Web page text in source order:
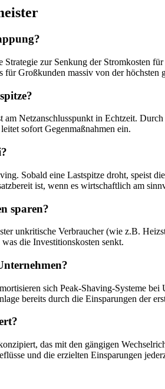
Strategie zur Senkung der Stromkosten
Großkunden massiv von der
Netzanschlusspunkt in Echtzeit. Durch
sofort Gegenmaßnahmen ein.
Sobald eine Lastspitze droht, speist
ist, wenn es wirtschaftlich am
sparen?
unkritische Verbraucher (wie z.B.
die Investitionskosten senkt.
sich Peak-Shaving-Systeme
bereits durch die Einsparungen der
das mit den gängigen
und die erzielten Einsparungen